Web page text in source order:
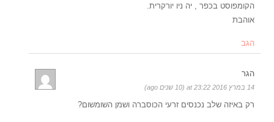
הקומפוסט בכפר , יה ניו יורקרית.
אוהבת
הגב
הגר
14 במרץ 2016 at 23:22 (10 שנים ago)
רק באיזה שלב נכנסים זרעי הכוסברה ושמן השומשום?